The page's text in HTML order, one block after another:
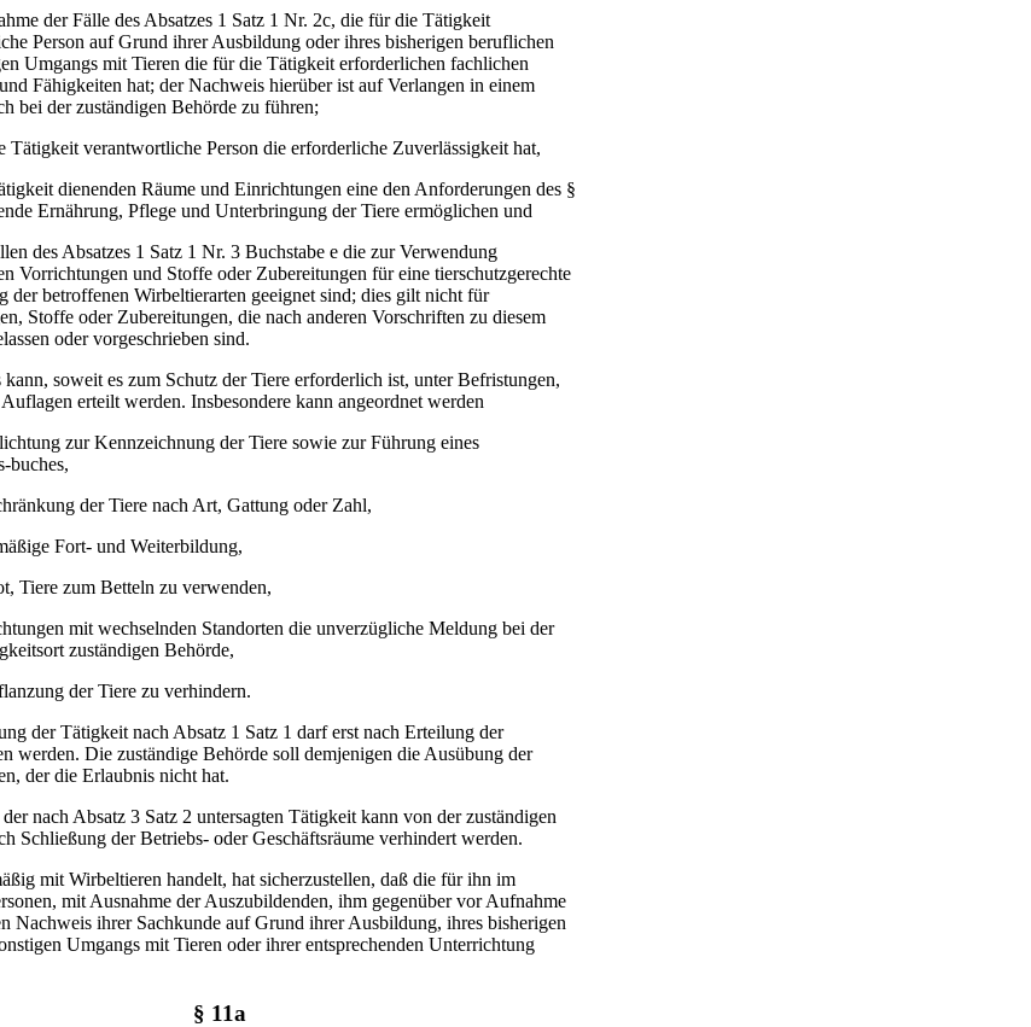
der Fälle des Absatzes 1 Satz 1 Nr. 2c, die für die Tätigkeit
Person auf Grund ihrer Ausbildung oder ihres bisherigen beruflichen
Umgangs mit Tieren die für die Tätigkeit erforderlichen fachlichen
Fähigkeiten hat; der Nachweis hierüber ist auf Verlangen in einem
bei der zuständigen Behörde zu führen;
Tätigkeit verantwortliche Person die erforderliche Zuverlässigkeit hat,
dienenden Räume und Einrichtungen eine den Anforderungen des §
Ernährung, Pflege und Unterbringung der Tiere ermöglichen und
des Absatzes 1 Satz 1 Nr. 3 Buchstabe e die zur Verwendung
Vorrichtungen und Stoffe oder Zubereitungen für eine tierschutzgerechte
der betroffenen Wirbeltierarten geeignet sind; dies gilt nicht für
Stoffe oder Zubereitungen, die nach anderen Vorschriften zu diesem
oder vorgeschrieben sind.
soweit es zum Schutz der Tiere erforderlich ist, unter Befristungen,
erteilt werden. Insbesondere kann angeordnet werden
zur Kennzeichnung der Tiere sowie zur Führung eines
buches,
der Tiere nach Art, Gattung oder Zahl,
Fort- und Weiterbildung,
Tiere zum Betteln zu verwenden,
mit wechselnden Standorten die unverzügliche Meldung bei der
zuständigen Behörde,
der Tiere zu verhindern.
der Tätigkeit nach Absatz 1 Satz 1 darf erst nach Erteilung der
werden. Die zuständige Behörde soll demjenigen die Ausübung der
der die Erlaubnis nicht hat.
nach Absatz 3 Satz 2 untersagten Tätigkeit kann von der zuständigen
Schließung der Betriebs- oder Geschäftsräume verhindert werden.
mit Wirbeltieren handelt, hat sicherzustellen, daß die für ihn im
mit Ausnahme der Auszubildenden, ihm gegenüber vor Aufnahme
Nachweis ihrer Sachkunde auf Grund ihrer Ausbildung, ihres bisherigen
Umgangs mit Tieren oder ihrer entsprechenden Unterrichtung
§ 11a